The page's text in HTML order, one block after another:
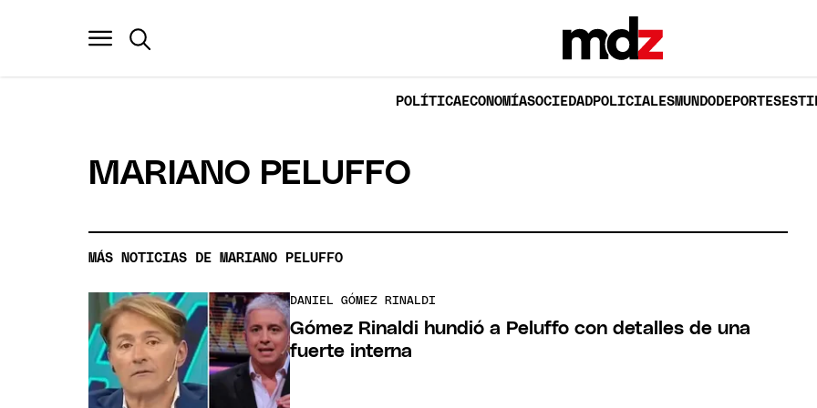
POLÍTICAECONOMÍASOCIEDADPOLICIALESMUNDODEPORTES
MARIANO PELUFFO
MÁS NOTICIAS DE MARIANO PELUFFO
DANIEL GÓMEZ RINALDI
Gómez Rinaldi hundió a Peluffo con detalles de una
fuerte interna